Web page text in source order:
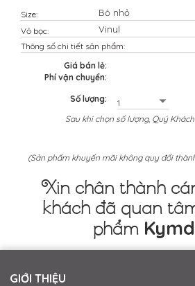
Size:
Vỏ bọc:
Thông số chi tiết sản phẩm:
Giá bán lẻ:
Phí vận chuyển:
Số lượng:
Sau khi chọn số lượng, Quý
(Sản phẩm khuyến mãi không quy đổi
Xin chân thành
khách đã quan
phẩm
GIỚI THIỆU